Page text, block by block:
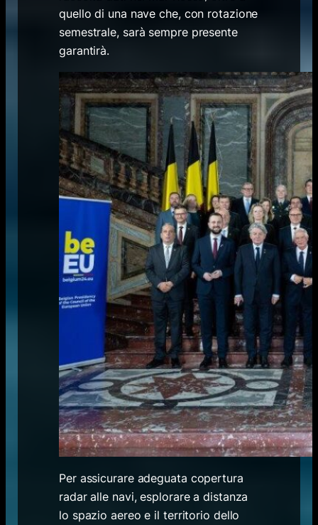
quello di una nave che, con rotazione
semestrale, sarà sempre presente
garantirà.
Per assicurare adeguata copertura
radar alle navi, esplorare a distanza
lo spazio aereo e il territorio dello